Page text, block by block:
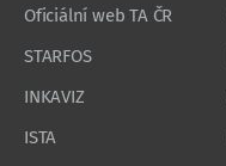
Oficiální web TA ČR
STARFOS
INKAVIZ
ISTA